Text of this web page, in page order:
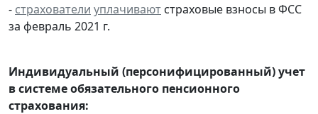
- страхователи уплачивают страховые взносы в ФСС
за февраль 2021 г.
Индивидуальный (персонифицированный) учет
в системе обязательного пенсионного
страхования: